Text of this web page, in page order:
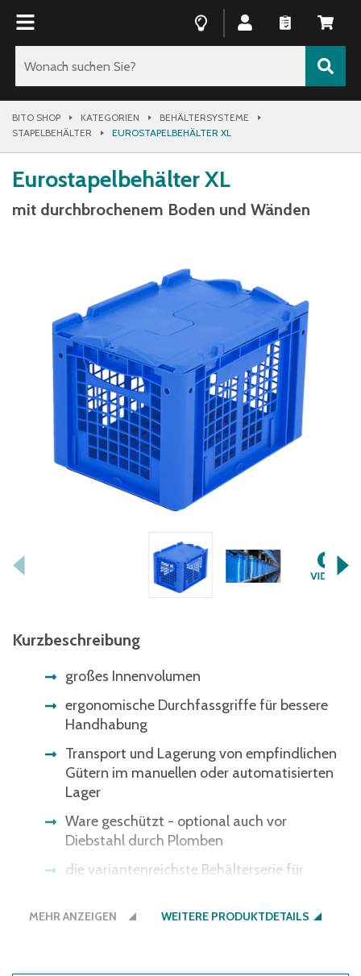
BITO SHOP KATEGORIEN
BEHÄLTERSYSTEME
STAPELBEHÄLTER
EUROSTAPELBEHÄLTER XL
Eurostapelbehälter XL
mit durchbrochenem Boden und Wänden
Kurzbeschreibung
großes Innenvolumen
ergonomische Durchfassgriffe für bessere
Handhabung
Transport und Lagerung von empfindlichen
Gütern im manuellen oder automatisierten
Lager
Ware geschützt - optional auch vor
Diebstahl durch Plomben
die variantenreichste Behälterserie für
Produktion und beim Transport
MEHR ANZEIGEN WEITERE PRODUKTDETAILS